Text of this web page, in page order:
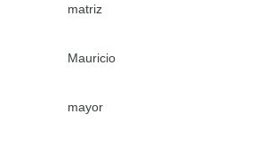
matriz
Mauricio
mayor